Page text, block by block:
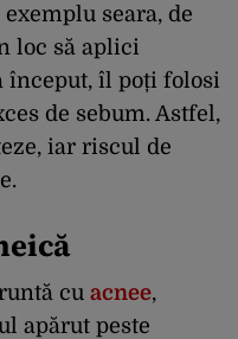
seara, de
loc să aplici
început, îl poți folosi
de sebum. Astfel,
iar riscul de
cu acnee,
apărut peste